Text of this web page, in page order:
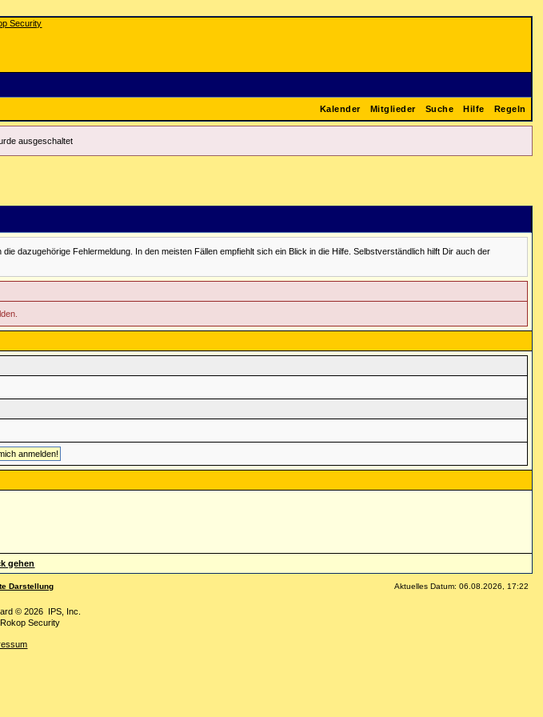
Regeln
Hilfe
Suche
Mitglieder
Kalender
ausgeschaltet
dazugehörige Fehlermeldung. In den meisten Fällen empfiehlt sich ein Blick in die Hilfe. Selbstverständlich hilft Dir auch der
gehen
Darstellung Aktuelles Datum: 06.08.2026, 17:22
© 2026 IPS, Inc
Security